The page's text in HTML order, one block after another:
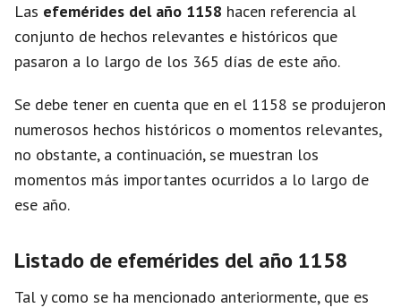
Las efemérides del año 1158 hacen referencia al
conjunto de hechos relevantes e históricos que
pasaron a lo largo de los 365 días de este año.
Se debe tener en cuenta que en el 1158 se produjeron
numerosos hechos históricos o momentos relevantes,
no obstante, a continuación, se muestran los
momentos más importantes ocurridos a lo largo de
ese año.
Listado de efemérides del año 1158
Tal y como se ha mencionado anteriormente, que es